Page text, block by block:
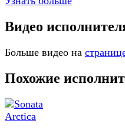
Видео
Больше видео на
Похожие